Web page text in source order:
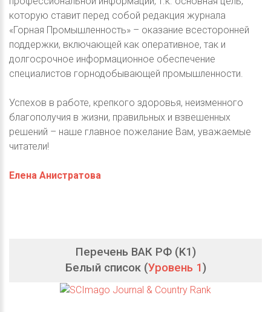
которую ставит перед собой редакция журнала
«Горная Промышленность» – оказание всесторонней
поддержки, включающей как оперативное, так и
долгосрочное информационное обеспечение
специалистов горнодобывающей промышленности.
Успехов в работе, крепкого здоровья, неизменного
благополучия в жизни, правильных и взвешенных
решений – наше главное пожелание Вам, уважаемые
читатели!
Елена Анистратова
Перечень ВАК РФ (K1)
Белый список (Уровень 1)